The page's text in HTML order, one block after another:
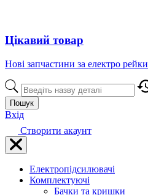
Цікавий товар
Нові запчастини за електро рейки
Пошук
Вхід
Створити акаунт
Електропідсилювачі
Комплектуючі
Бачки та кришки